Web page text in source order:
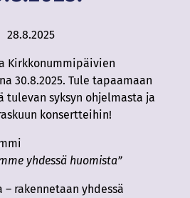
28.8.2025
Kirkkonummipäivien
30.8.2025. Tule tapaamaan
tulevan syksyn ohjelmasta ja
konsertteihin!
yhdessä huomista”
rakennetaan yhdessä